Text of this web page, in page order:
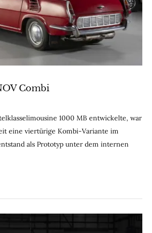
Combi
1000 MB entwickelte, war
eine viertürige Kombi-Variante im
als Prototyp unter dem internen